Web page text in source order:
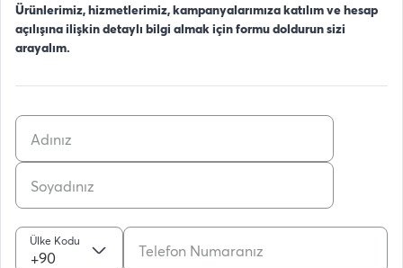
Ürünlerimiz, hizmetlerimiz, kampanyalarımıza katılım ve hesap
açılışına ilişkin detaylı bilgi almak için formu doldurun sizi
arayalım.
Ülke Kodu
+90